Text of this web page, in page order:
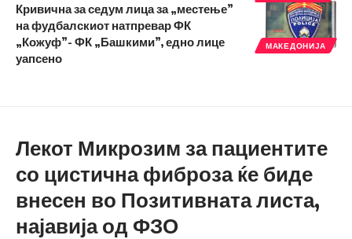
МАКЕДОНИЈА
Кривична за седум лица за „местење”
на фудбалскиот натпревар ФК
„Кожуф”- ФК „Башкими”, едно лице
уапсено
Лекот Микрозим за пациентите
со цистична фиброза ќе биде
внесен во Позитивната листа,
најавија од ФЗО